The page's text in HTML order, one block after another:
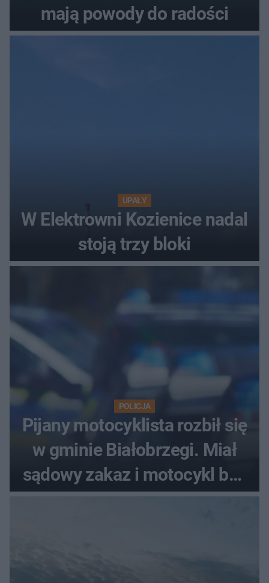
mają powody do radości
UPAŁY
W Elektrowni Kozienice nadal
stoją trzy bloki
POLICJA
Pijany motocyklista rozbił się
w gminie Białobrzegi. Miał
sądowy zakaz i motocykl bez
tablic